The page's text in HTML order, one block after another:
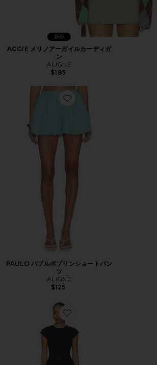
新作
AGGIE メリノアーガイルカーディガ
ン
ALIGNE
$185
Favorite PAULO バブルポプリ
PAULO バブルポプリンショートパン
ツ
ALIGNE
$125
Favorite JENNIE ミニドレス